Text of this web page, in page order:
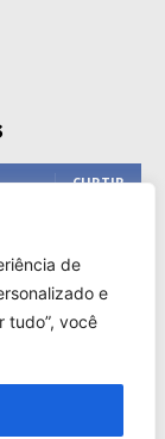
de
e
tudo”, você
CURTIR
SEGUIR
INSCREVER
a autorização